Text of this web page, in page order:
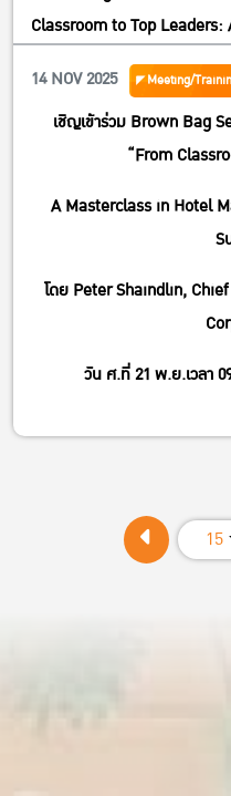
Classroom to Top
Management and Global
14 NOV 2025 Meeting/
เชิญเข้าร่วม Brown Bag
“From
A Masterclass in Hotel
โดย Peter Shaindlin,
วัน ศ.ที่ 21 พ.ย.เวลา
15